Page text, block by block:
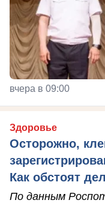
вчера в 09:00
Здоровье
Осторожно,
Как обстоят
По данным